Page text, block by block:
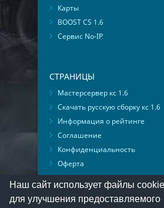
Карты
BOOST CS 1.6
Сервис No-IP
СТРАНИЦЫ
Мастерсервер кс 1.6
Скачать русскую сборку кс 1.6
Информация о рейтинге
Соглашение
Конфиденциальность
Оферта
Мониторинг ВКонтакте
Наш сайт использует файлы cookie
для улучшения предоставляемого